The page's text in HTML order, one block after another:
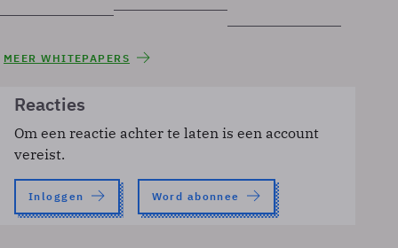
MEER WHITEPAPERS
Reacties
Om een reactie achter te laten is een account
vereist.
Inloggen Word abonnee